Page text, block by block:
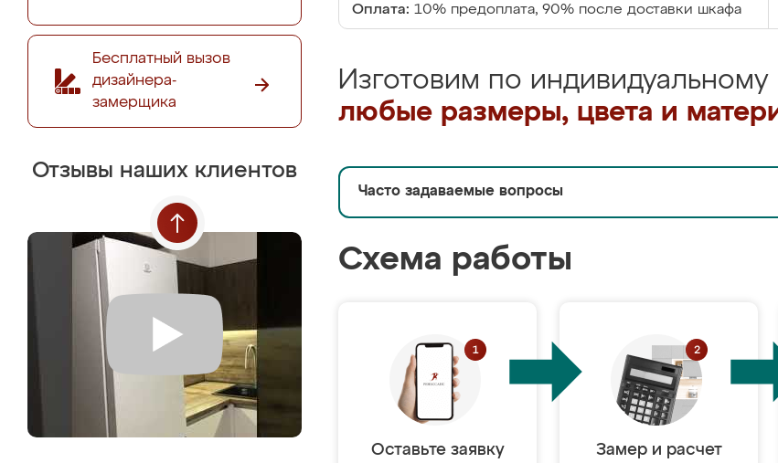
Бесплатный вызов
дизайнера-
замерщика
Отзывы наших клиентов
Оплата: 10% предоплата, 90% после доставки шкафа
Изготовим по индивидуальному
любые размеры, цвета и
Часто задаваемые вопросы
Схема работы
Оставьте заявку Замер и расчет